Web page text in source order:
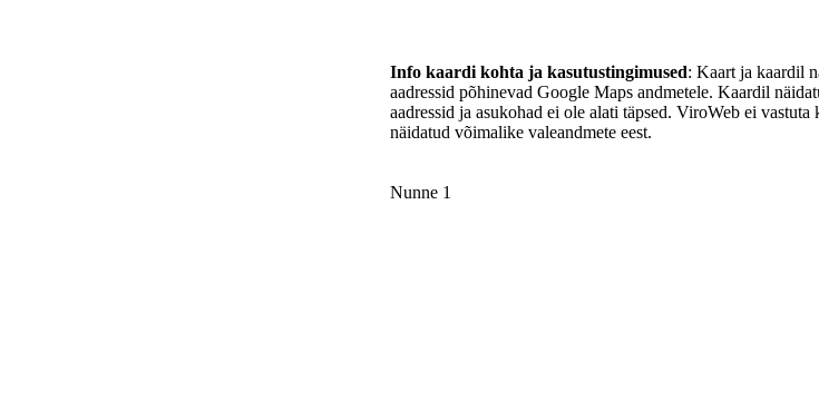
Info kaardi kohta ja kasutustingimused: Kaart ja kaardil
aadressid põhinevad Google Maps andmetele. Kaardil
aadressid ja asukohad ei ole alati täpsed. ViroWeb ei vastuta
näidatud võimalike valeandmete eest.
Nunne 1